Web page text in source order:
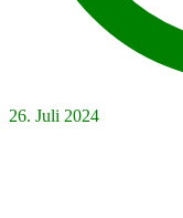
26. Juli 2024